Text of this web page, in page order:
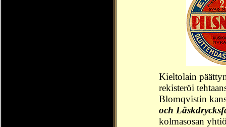
Kieltolain
rekisteröi
Blomqvistin
och
kolmasosan